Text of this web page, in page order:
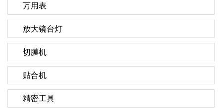
万用表
放大镜台灯
切膜机
贴合机
精密工具